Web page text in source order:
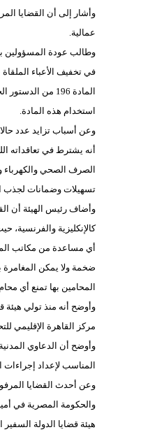
عمالية.
وطالب عودة المسؤولين
في تخفيف الأعباء
المادة 196 من
استخدام هذه المادة.
وعن أسباب تزايد عدد
أنه يشترط في تعاقداته
الصرف الصحي والكهرباء
تسهيلات وضمانات لجذب
كالإنكليزية
أي مساعدة من مكاتب
ضخمة ولا يمكن المغامرة
المحامين بها تمنع أي
مركز القاهرة الإقليمي
وأوضح أن الدعاوي
المناسب لإعداد إجراءات
وعن أحدث القضايا
هيئة قضايا الدولة